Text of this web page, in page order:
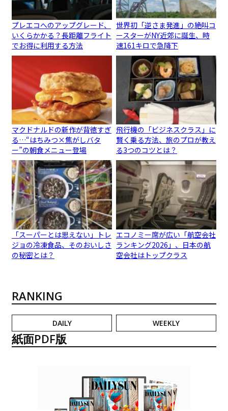
プレエコへのアップグレード、
いくらかかる？長距離フライト
でお得に利用する方法
世界初「逆さま発進」の絶叫コ
ースターがNY近郊に誕生、時
速161キロで急降下
マクドナルドの新作が背徳すぎ
る…“はちみつ×焦がしバタ
ー”の朝食メニュー登場
飛行機の「ビジネスクラス」に
賢く乗る方法、旅のプロが教え
る3つのコツとは？
「スーパーとは思えない」トレ
ジョの冷凍食品、そのおいしさ
の秘密とは？
エコノミー席が広い「航空会社
ランキング2026」、日本の航
空会社はトップクラス
RANKING
DAILY WEEKLY
紙面PDF版